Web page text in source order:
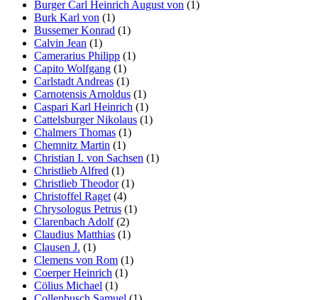
Burger Carl Heinrich August von (1)
Burk Karl von (1)
Bussemer Konrad (1)
Calvin Jean (1)
Camerarius Philipp (1)
Capito Wolfgang (1)
Carlstadt Andreas (1)
Carnotensis Arnoldus (1)
Caspari Karl Heinrich (1)
Cattelsburger Nikolaus (1)
Chalmers Thomas (1)
Chemnitz Martin (1)
Christian I. von Sachsen (1)
Christlieb Alfred (1)
Christlieb Theodor(1)
Christoffel Raget (4)
Chrysologus Petrus (1)
Clarenbach Adolf(2)
Claudius Matthias (1)
Clausen J. (1)
Clemens von Rom (1)
Coerper Heinrich (1)
Cölius Michael (1)